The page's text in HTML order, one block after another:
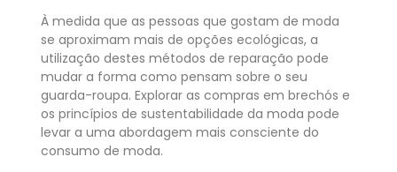
À medida que as pessoas que gostam de moda
se aproximam mais de opções ecológicas, a
utilização destes métodos de reparação pode
mudar a forma como pensam sobre o seu
guarda-roupa. Explorar as compras em brechós e
os princípios de sustentabilidade da moda pode
levar a uma abordagem mais consciente do
consumo de moda.